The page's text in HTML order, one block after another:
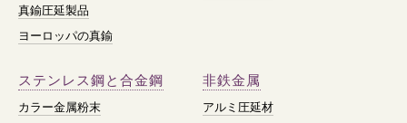
真鍮圧延製品
ヨーロッパの真鍮
ステンレス鋼と合金鋼
カラー金属粉末
非鉄金属
アルミ圧延材